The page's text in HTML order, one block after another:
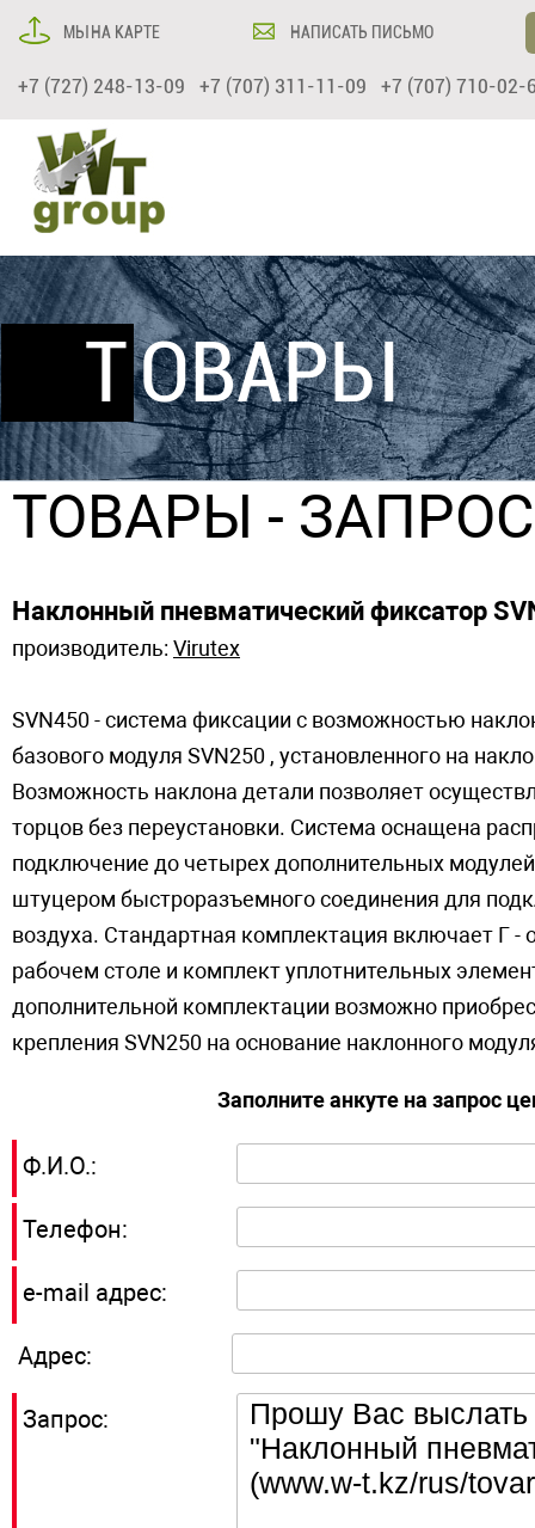
МЫ НА КАРТЕ НАПИСАТЬ ПИСЬМО
+7 (727) 248-13-09 +7 (707) 311-11-09 +7 (707) 710-02-
ТОВАРЫ
ТОВАРЫ -
Наклонный пневматический фиксатор
производитель: Virutex
SVN450 - система фиксации с возможностью
базового модуля SVN250 , установленного на
Возможность наклона детали позволяет
торцов без переустановки. Система оснащена
подключение до четырех дополнительных
штуцером быстроразъемного соединения для
воздуха. Стандартная комплектация включает Г
рабочем столе и комплект уплотнительных
дополнительной комплектации возможно
крепления SVN250 на основание наклонного
Заполните анкуте на запрос
Ф.И.О.:
Телефон:
e-mail адрес:
Адрес:
Запрос: